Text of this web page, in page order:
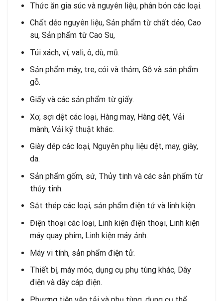
Thức ăn gia súc và nguyên liệu, phân bón các loại.
Chất dẻo nguyên liệu, Sản phẩm từ chất dẻo, Cao
su, Sản phẩm từ Cao Su,
Túi xách, ví, vali, ô, dù, mũ.
Sản phẩm mây, tre, cói và thảm, Gỗ và sản phẩm
gỗ.
Giấy và các sản phẩm từ giấy.
Xơ, sợi dệt các loại, Hàng may, Hàng dệt, Vải
mành, Vải kỹ thuật khác.
Giày dép các loại, Nguyên phụ liệu dệt, may, giày,
da.
Sản phẩm gốm, sứ, Thủy tinh và các sản phẩm từ
thủy tinh.
Sắt thép các loại, sản phẩm điện tử và linh kiện.
Điện thoại các loại, Linh kiện điện thoại, Linh kiện
máy quay phim, Linh kiện máy ảnh.
Máy vi tính, sản phẩm điện tử.
Thiết bị, máy móc, dụng cụ phụ tùng khác, Dây
điện và dây cáp điện.